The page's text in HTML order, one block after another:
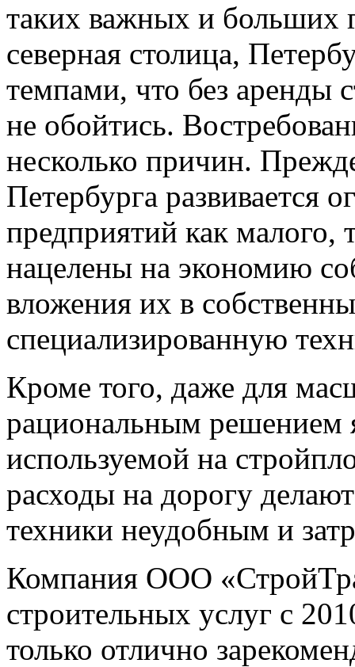
таких важных и больших
северная столица,
темпами, что без аренды
не обойтись.
несколько причин.
Петербурга развивается
предприятий как малого,
нацелены на экономию
вложения их в
специализированную
Кроме того, даже для
рациональным решением
используемой на
расходы на дорогу
техники неудобным и
Компания ООО
строительных услуг с
только отлично